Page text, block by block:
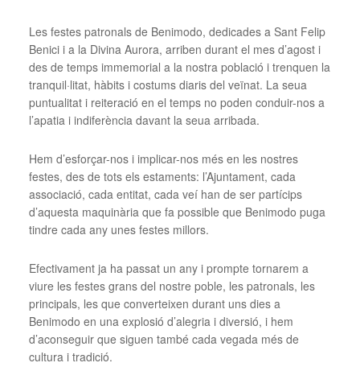
Les festes patronals de Benimodo, dedicades a Sant Felip
Benici i a la Divina Aurora, arriben durant el mes d’agost i
des de temps immemorial a la nostra població i trenquen la
tranquil·litat, hàbits i costums diaris del veïnat. La seua
puntualitat i reiteració en el temps no poden conduir-nos a
l’apatia i indiferència davant la seua arribada.
Hem d’esforçar-nos i implicar-nos més en les nostres
festes, des de tots els estaments: l’Ajuntament, cada
associació, cada entitat, cada veí han de ser partícips
d’aquesta maquinària que fa possible que Benimodo puga
tindre cada any unes festes millors.
Efectivament ja ha passat un any i prompte tornarem a
viure les festes grans del nostre poble, les patronals, les
principals, les que converteixen durant uns dies a
Benimodo en una explosió d’alegria i diversió, i hem
d’aconseguir que siguen també cada vegada més de
cultura i tradició.